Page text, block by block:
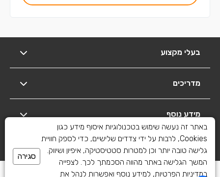
בעלי מקצוע
מדריכים
מידע נוסף
יצירת קשר
כל הזכויות שמורות לשיפוצים פלוס 2010-2026
באתר זה נעשה שימוש בטכנולוגיות איסוף מידע כגון
Cookies, לרבות על ידי צדדים שלישיים, כדי לספק חוויית
גלישה טובה יותר וכן למטרות סטטיסטיקה, איפיון ושיווק.
המשך הגלישה באתר מהווה הסכמתך לכך. לצפייה
במדיניות הפרטיות, למידע נוסף ואפשרות לנהל את
סגירה